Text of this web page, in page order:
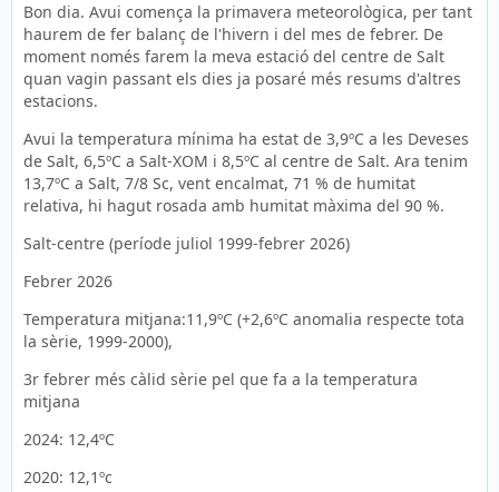
Bon dia. Avui comença la primavera meteorològica, per tant
haurem de fer balanç de l'hivern i del mes de febrer. De
moment només farem la meva estació del centre de Salt
quan vagin passant els dies ja posaré més resums d'altres
estacions.
Avui la temperatura mínima ha estat de 3,9ºC a les Deveses
de Salt, 6,5ºC a Salt-XOM i 8,5ºC al centre de Salt. Ara tenim
13,7ºC a Salt, 7/8 Sc, vent encalmat, 71 % de humitat
relativa, hi hagut rosada amb humitat màxima del 90 %.
Salt-centre (període juliol 1999-febrer 2026)
Febrer 2026
Temperatura mitjana:11,9ºC (+2,6ºC anomalia respecte tota
la sèrie, 1999-2000),
3r febrer més càlid sèrie pel que fa a la temperatura
mitjana
2024: 12,4ºC
2020: 12,1ºc